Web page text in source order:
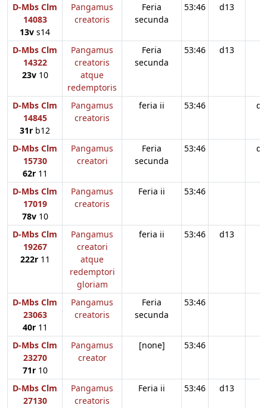
D-Mbs Clm
14083
13v s14
Pangamus
creatoris
Feria
secunda
53:46 d13
D-Mbs Clm
14322
23v10
Pangamus
creatoris
atque
redemptoris
Feria
secunda
53:46 d13
D-Mbs Clm
14845
31r b12
Pangamus
creatoris
feria ii 53:46
D-Mbs Clm
15730
62r11
Pangamus
creatori
Feria
secunda
53:46
D-Mbs Clm
17019
78v10
Pangamus
creatoris
Feria ii 53:46
D-Mbs Clm
19267
222r11
Pangamus
creatori
atque
redemptori
gloriam
feria ii 53:46 d13
D-Mbs Clm
23063
40r11
Pangamus
creatoris
Feria
secunda
53:46
D-Mbs Clm
23270
71r10
Pangamus
creator
[none] 53:46
D-Mbs Clm
27130
Pangamus
creatoris
Feria ii 53:46 d13